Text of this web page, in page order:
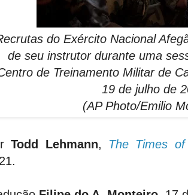
do Exército Nacional
de seu instrutor durante uma
de Treinamento Militar de
19 de julho de
(AP Photo/Emilio
Todd Lehmann, The Times